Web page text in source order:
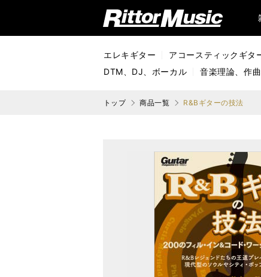
リットーミュージック (Rittor Music)
エレキギター アコースティックギタ
DTM、DJ、ボーカル
音楽理論、作曲
トップ 商品一覧 R&Bギターの技法